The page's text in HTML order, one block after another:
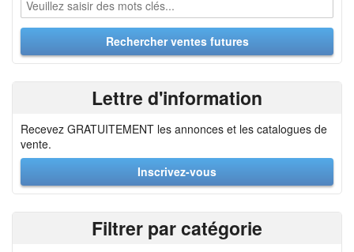
Lettre d'information
Recevez GRATUITEMENT les annonces et les catalogues de
vente.
Inscrivez-vous
Filtrer par catégorie